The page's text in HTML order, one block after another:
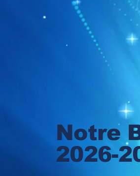
Notre
2026-